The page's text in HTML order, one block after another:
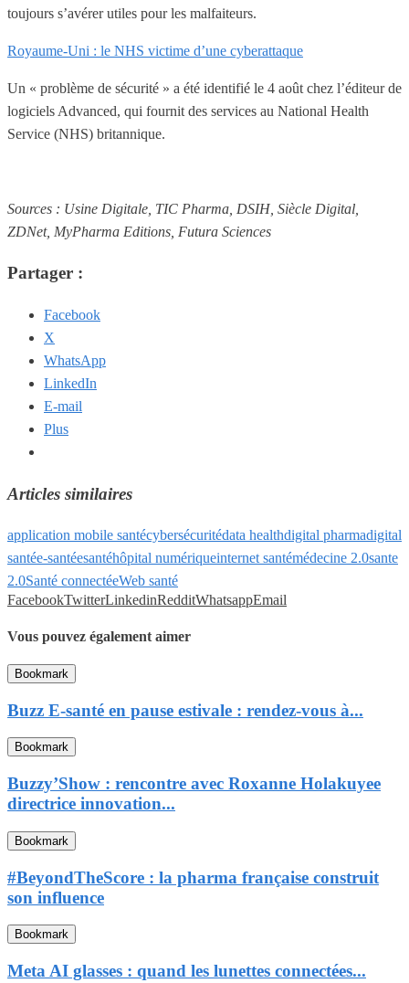
toujours s’avérer utiles pour les malfaiteurs.
Royaume-Uni : le NHS victime d’une cyberattaque
Un « problème de sécurité » a été identifié le 4 août chez l’éditeur de
logiciels Advanced, qui fournit des services au National Health
Service (NHS) britannique.
Sources : Usine Digitale, TIC Pharma, DSIH, Siècle Digital,
ZDNet, MyPharma Editions, Futura Sciences
Partager :
Facebook
X
WhatsApp
LinkedIn
E-mail
Plus
Articles similaires
application mobile santécybersécuritédata healthdigital pharmadigital
santée-santéesantéhôpital numériqueinternet santémédecine 2.0sante
2.0Santé connectéeWeb santé
FacebookTwitterLinkedinRedditWhatsappEmail
Vous pouvez également aimer
Bookmark
Buzz E-santé en pause estivale : rendez-vous à...
Bookmark
Buzzy’Show : rencontre avec Roxanne Holakuyee
directrice innovation...
Bookmark
#BeyondTheScore : la pharma française construit
son influence
Bookmark
Meta AI glasses : quand les lunettes connectées...